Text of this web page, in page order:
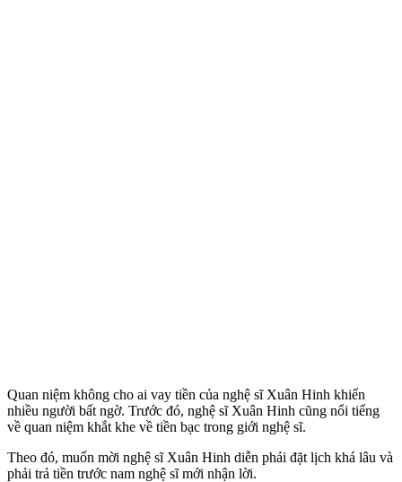
Quan niệm không cho ai vay tiền của nghệ sĩ Xuân Hinh khiến
nhiều người bất ngờ. Trước đó, nghệ sĩ Xuân Hinh cũng nổi tiếng
về quan niệm khắt khe về tiền bạc trong giới nghệ sĩ.
Theo đó, muốn mời nghệ sĩ Xuân Hinh diễn phải đặt lịch khá lâu và
phải trả tiền trước nam nghệ sĩ mới nhận lời.